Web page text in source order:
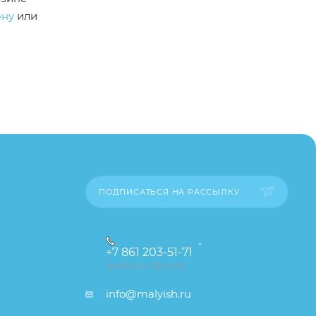
или
ПОДПИСАТЬСЯ НА РАССЫЛКУ
+7 861 203-51-71
ЗАКАЗАТЬ ЗВОНОК
info@malyish.ru